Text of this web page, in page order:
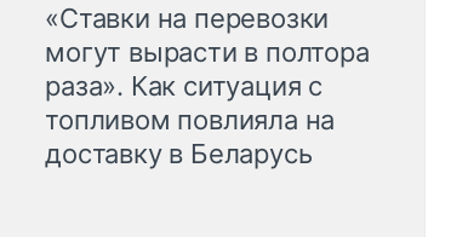
«Ставки на перевозки
могут вырасти в полтора
раза». Как ситуация с
топливом повлияла на
доставку в Беларусь